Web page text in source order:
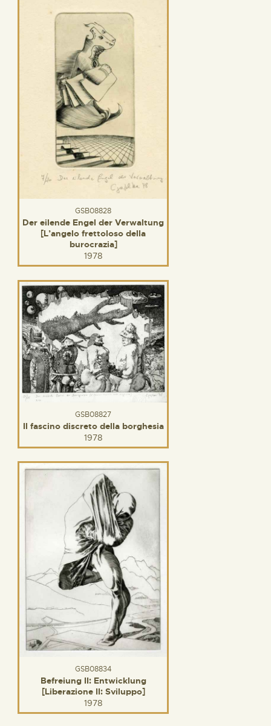
GSB08828
Der eilende Engel der Verwaltung
[L’angelo frettoloso della
burocrazia]
1978
GSB08827
Il fascino discreto della borghesia
1978
GSB08834
Befreiung II: Entwicklung
[Liberazione II: Sviluppo]
1978